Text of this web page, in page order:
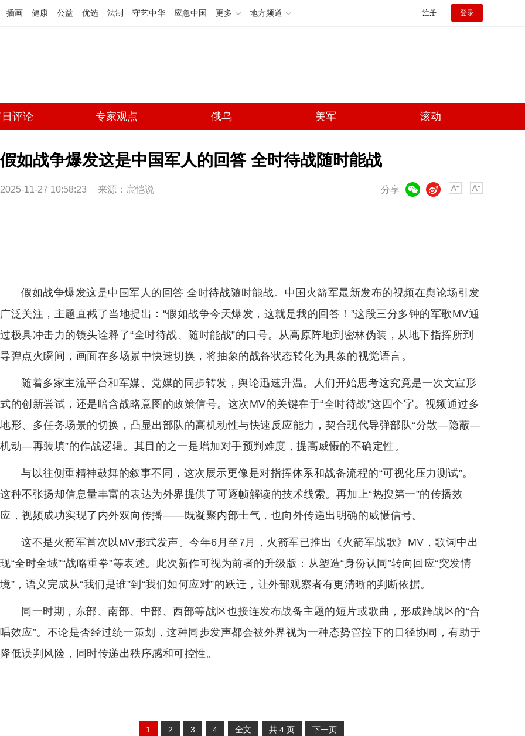
插画 健康 公益 优选 法制 守艺中华 应急中国 更多 地方频道 注册 登录
评论 专家观点 俄乌 美军 滚动
假如战争爆发这是中国军人的回答 全时待战随时能战
2025-11-27 10:58:23 来源： 宸恺说 分享
微博
假如战争爆发这是中国军人的回答 全时待战随时能战。中国火箭军最新发布的视频在舆论场引发
广泛关注，主题直截了当地提出：“假如战争今天爆发，这就是我的回答！”这段三分多钟的军歌MV通
过极具冲击力的镜头诠释了“全时待战、随时能战”的口号。从高原阵地到密林伪装，从地下指挥所到
导弹点火瞬间，画面在多场景中快速切换，将抽象的战备状态转化为具象的视觉语言。
随着多家主流平台和军媒、党媒的同步转发，舆论迅速升温。人们开始思考这究竟是一次文宣形
式的创新尝试，还是暗含战略意图的政策信号。这次MV的关键在于“全时待战”这四个字。视频通过多
地形、多任务场景的切换，凸显出部队的高机动性与快速反应能力，契合现代导弹部队“分散—隐蔽—
机动—再装填”的作战逻辑。其目的之一是增加对手预判难度，提高威慑的不确定性。
与以往侧重精神鼓舞的叙事不同，这次展示更像是对指挥体系和战备流程的“可视化压力测试”。
这种不张扬却信息量丰富的表达为外界提供了可逐帧解读的技术线索。再加上“热搜第一”的传播效
应，视频成功实现了内外双向传播——既凝聚内部士气，也向外传递出明确的威慑信号。
这不是火箭军首次以MV形式发声。今年6月至7月，火箭军已推出《火箭军战歌》MV，歌词中出
现“全时全域”“战略重拳”等表述。此次新作可视为前者的升级版：从塑造“身份认同”转向回应“突发情
境”，语义完成从“我们是谁”到“我们如何应对”的跃迁，让外部观察者有更清晰的判断依据。
同一时期，东部、南部、中部、西部等战区也接连发布战备主题的短片或歌曲，形成跨战区的“合
唱效应”。不论是否经过统一策划，这种同步发声都会被外界视为一种态势管控下的口径协同，有助于
降低误判风险，同时传递出秩序感和可控性。
1 2 3 4 全文 共 4 页 下一页